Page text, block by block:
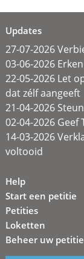
Updates
27-07-2026
03-06-2026
22-05-2026 Let
dat zélf aangeeft
21-04-2026
02-04-2026
14-03-2026
voltooid
Help
Start een petitie
Petities
Loketten
Beheer uw